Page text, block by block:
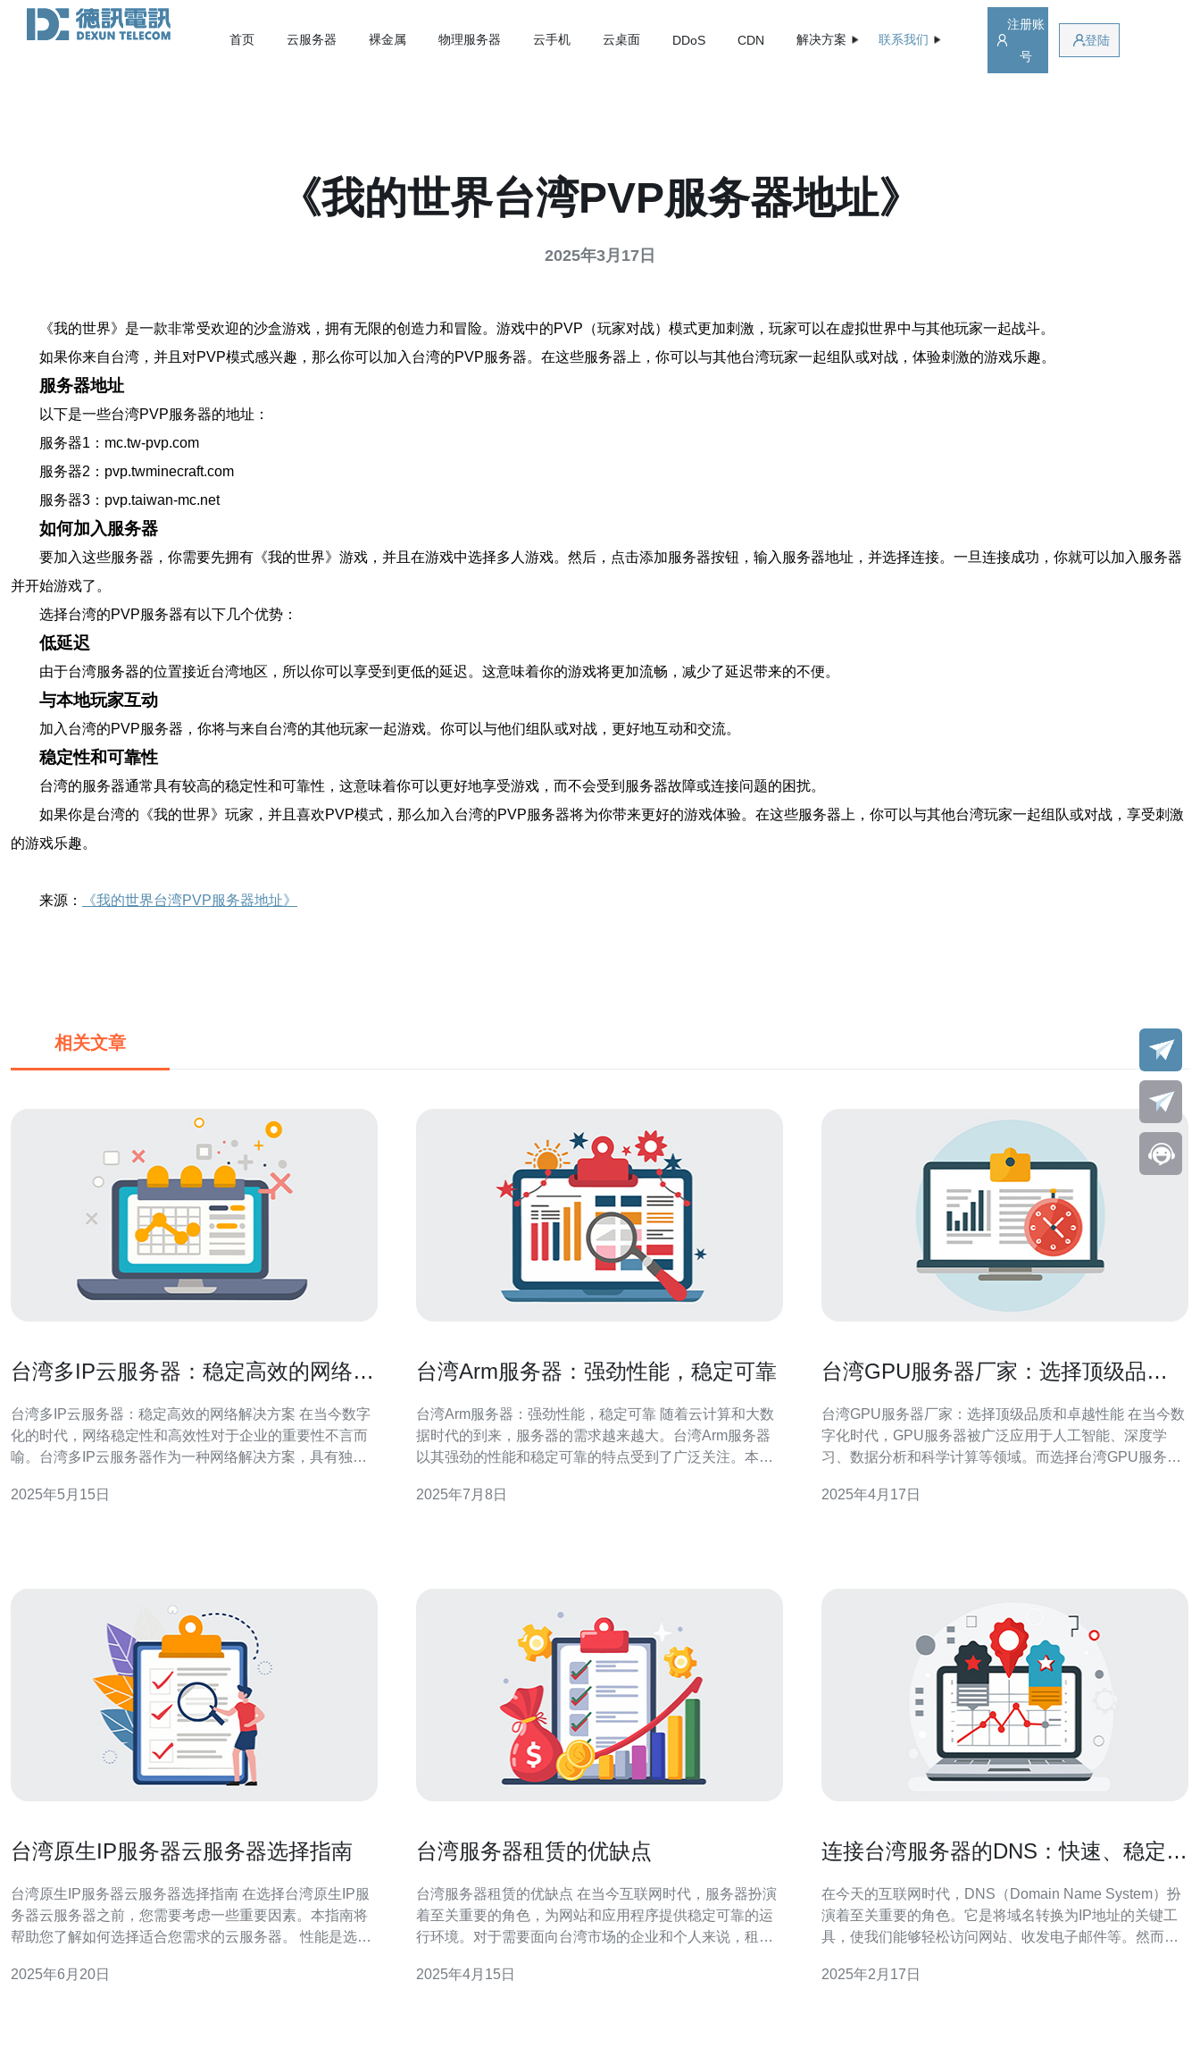
首页 云服务器 裸金属 物理服务器 云手机 云桌面 DDoS CDN 解决方案 联系我们
注册账
号
登陆
《我的世界台湾PVP服务器地址》
2025年3月17日
《我的世界》是一款非常受欢迎的沙盒游戏，拥有无限的创造力和冒险。游戏中的PVP（玩家对战）模式更加刺激，玩家可以在虚拟世界中与其他玩家一起战斗。
如果你来自台湾，并且对PVP模式感兴趣，那么你可以加入台湾的PVP服务器。在这些服务器上，你可以与其他台湾玩家一起组队或对战，体验刺激的游戏乐趣。
服务器地址
以下是一些台湾PVP服务器的地址：
服务器1：mc.tw-pvp.com
服务器2：pvp.twminecraft.com
服务器3：pvp.taiwan-mc.net
如何加入服务器
要加入这些服务器，你需要先拥有《我的世界》游戏，并且在游戏中选择多人游戏。然后，点击添加服务器按钮，输入服务器地址，并选择连接。一旦连接成功，你就可以加入服务器
并开始游戏了。
选择台湾的PVP服务器有以下几个优势：
低延迟
由于台湾服务器的位置接近台湾地区，所以你可以享受到更低的延迟。这意味着你的游戏将更加流畅，减少了延迟带来的不便。
与本地玩家互动
加入台湾的PVP服务器，你将与来自台湾的其他玩家一起游戏。你可以与他们组队或对战，更好地互动和交流。
稳定性和可靠性
台湾的服务器通常具有较高的稳定性和可靠性，这意味着你可以更好地享受游戏，而不会受到服务器故障或连接问题的困扰。
如果你是台湾的《我的世界》玩家，并且喜欢PVP模式，那么加入台湾的PVP服务器将为你带来更好的游戏体验。在这些服务器上，你可以与其他台湾玩家一起组队或对战，享受刺激
的游戏乐趣。
来源： 《我的世界台湾PVP服务器地址》
相关文章
台湾多IP云服务器：稳定高效的网络解
台湾多IP云服务器：稳定高效的网络解决方案 在当今数字
化的时代，网络稳定性和高效性对于企业的重要性不言而
喻。台湾多IP云服务器作为一种网络解决方案，具有独特
效分散访问流量，降低服务器负载，提高稳定性。即使某
2025年5月15日
台湾Arm服务器：强劲性能，稳定可靠
台湾Arm服务器：强劲性能，稳定可靠 随着云计算和大数
据时代的到来，服务器的需求越来越大。台湾Arm服务器
以其强劲的性能和稳定可靠的特点受到了广泛关注。本文
用最新的Arm架构，配备高性能的处理器和大容量内存，
2025年7月8日
台湾GPU服务器厂家：选择顶级品质
台湾GPU服务器厂家：选择顶级品质和卓越性能 在当今数
字化时代，GPU服务器被广泛应用于人工智能、深度学
习、数据分析和科学计算等领域。而选择台湾GPU服务器
务器厂家以其严格的品质控制和先进的制造工艺而闻名。
2025年4月17日
台湾原生IP服务器云服务器选择指南
台湾原生IP服务器云服务器选择指南 在选择台湾原生IP服
务器云服务器之前，您需要考虑一些重要因素。本指南将
帮助您了解如何选择适合您需求的云服务器。 性能是选择
内存、存储等硬件配置，以确保服务器能够满足您的需
2025年6月20日
台湾服务器租赁的优缺点
台湾服务器租赁的优缺点 在当今互联网时代，服务器扮演
着至关重要的角色，为网站和应用程序提供稳定可靠的运
行环境。对于需要面向台湾市场的企业和个人来说，租赁
赁的优缺点。 1. 降低网络延迟 租赁台湾服务器可以降低网
2025年4月15日
连接台湾服务器的DNS：快速、稳定的
在今天的互联网时代，DNS（Domain Name System）扮
演着至关重要的角色。它是将域名转换为IP地址的关键工
具，使我们能够轻松访问网站、收发电子邮件等。然而，
连接台湾服务器的DNS，它提供了快速、稳定的解析服
2025年2月17日